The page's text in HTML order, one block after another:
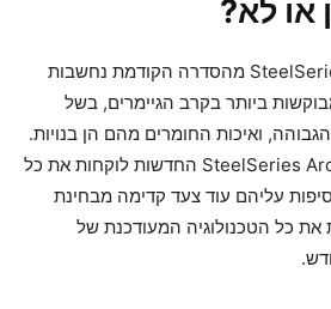
או לא?
ה-SteelSeries Arctis 7 Wireless מהסדרה הקודמת נחשבות
ביותר בקרב הגיימרים, בשל
ואיכות החומרים מהם הן בנויות.
ה-SteelSeries Arctis Nova 7 Wireless החדשות לוקחות את כל
עליהם עוד צעד קדימה מבחינת
את כל הטכנולוגיה המעודכנת של